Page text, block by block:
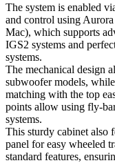
The system is enabled
and control using
Mac), which supports
IGS2 systems and
systems.
The mechanical design
subwoofer models,
matching with the top
points allow using fly-
systems.
This sturdy cabinet also
panel for easy wheeled
standard features,